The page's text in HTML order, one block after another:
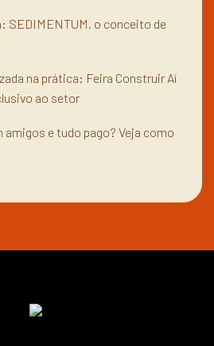
SEDIMENTUM, o conceito de
na prática: Feira Construir Aí
ao setor
amigos e tudo pago? Veja como